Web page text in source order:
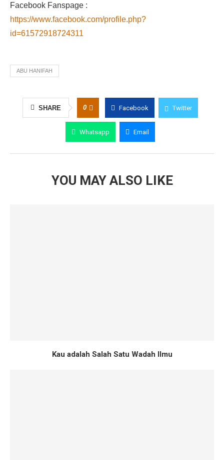
Facebook Fanspage :
https://www.facebook.com/profile.php?
id=61572918724311
ABU HANIFAH
SHARE 0 Facebook Twitter
Whatsapp Email
YOU MAY ALSO LIKE
Kau adalah Salah Satu Wadah Ilmu